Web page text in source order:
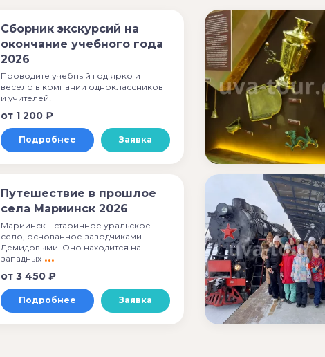
Сборник экскурсий на
окончание учебного года
2026
Проводите учебный год ярко и
весело в компании одноклассников
и учителей!
от 1 200 ₽
Подробнее Заявка
Путешествие в прошлое
села Мариинск 2026
Мариинск – старинное уральское
село, основанное заводчиками
Демидовыми. Оно находится на
западных
от 3 450 ₽
Подробнее Заявка